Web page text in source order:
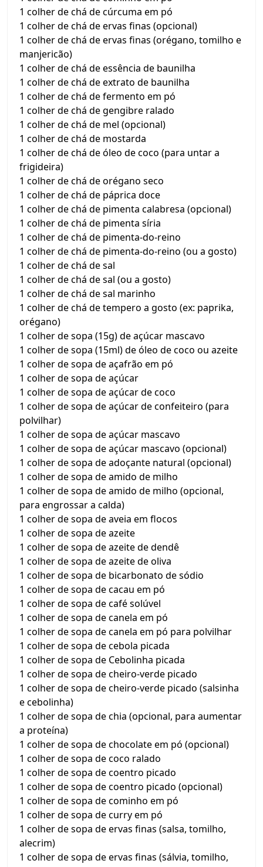
1 colher de chá de cúrcuma em pó
1 colher de chá de ervas finas (opcional)
1 colher de chá de ervas finas (orégano, tomilho e
manjericão)
1 colher de chá de essência de baunilha
1 colher de chá de extrato de baunilha
1 colher de chá de fermento em pó
1 colher de chá de gengibre ralado
1 colher de chá de mel (opcional)
1 colher de chá de mostarda
1 colher de chá de óleo de coco (para untar a
frigideira)
1 colher de chá de orégano seco
1 colher de chá de páprica doce
1 colher de chá de pimenta calabresa (opcional)
1 colher de chá de pimenta síria
1 colher de chá de pimenta-do-reino
1 colher de chá de pimenta-do-reino (ou a gosto)
1 colher de chá de sal
1 colher de chá de sal (ou a gosto)
1 colher de chá de sal marinho
1 colher de chá de tempero a gosto (ex: paprika,
orégano)
1 colher de sopa (15g) de açúcar mascavo
1 colher de sopa (15ml) de óleo de coco ou azeite
1 colher de sopa de açafrão em pó
1 colher de sopa de açúcar
1 colher de sopa de açúcar de coco
1 colher de sopa de açúcar de confeiteiro (para
polvilhar)
1 colher de sopa de açúcar mascavo
1 colher de sopa de açúcar mascavo (opcional)
1 colher de sopa de adoçante natural (opcional)
1 colher de sopa de amido de milho
1 colher de sopa de amido de milho (opcional,
para engrossar a calda)
1 colher de sopa de aveia em flocos
1 colher de sopa de azeite
1 colher de sopa de azeite de dendê
1 colher de sopa de azeite de oliva
1 colher de sopa de bicarbonato de sódio
1 colher de sopa de cacau em pó
1 colher de sopa de café solúvel
1 colher de sopa de canela em pó
1 colher de sopa de canela em pó para polvilhar
1 colher de sopa de cebola picada
1 colher de sopa de Cebolinha picada
1 colher de sopa de cheiro-verde picado
1 colher de sopa de cheiro-verde picado (salsinha
e cebolinha)
1 colher de sopa de chia (opcional, para aumentar
a proteína)
1 colher de sopa de chocolate em pó (opcional)
1 colher de sopa de coco ralado
1 colher de sopa de coentro picado
1 colher de sopa de coentro picado (opcional)
1 colher de sopa de cominho em pó
1 colher de sopa de curry em pó
1 colher de sopa de ervas finas (salsa, tomilho,
alecrim)
1 colher de sopa de ervas finas (sálvia, tomilho,